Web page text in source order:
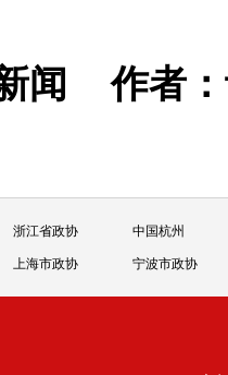
新闻作者
浙江省政协 中国杭州
上海市政协 宁波市政协